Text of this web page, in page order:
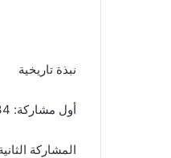
نبذة تاريخية
أول مشاركة: 1934.
المشاركة الثانية: